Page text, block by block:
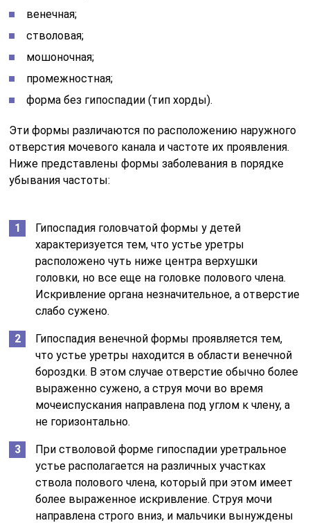
венечная;
стволовая;
мошоночная;
промежностная;
форма без гипоспадии (тип хорды).
Эти формы различаются по расположению наружного
отверстия мочевого канала и частоте их проявления.
Ниже представлены формы заболевания в порядке
убывания частоты:
Гипоспадия головчатой формы у детей
характеризуется тем, что устье уретры
расположено чуть ниже центра верхушки
головки, но все еще на головке полового члена.
Искривление органа незначительное, а отверстие
слабо сужено.
Гипоспадия венечной формы проявляется тем,
что устье уретры находится в области венечной
бороздки. В этом случае отверстие обычно более
выраженно сужено, а струя мочи во время
мочеиспускания направлена под углом к члену, а
не горизонтально.
При стволовой форме гипоспадии уретральное
устье располагается на различных участках
ствола полового члена, который при этом имеет
более выраженное искривление. Струя мочи
направлена строго вниз, и мальчики вынуждены